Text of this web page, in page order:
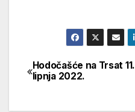
Navigacija
Hodočašće na Trsat 11.
lipnja 2022.